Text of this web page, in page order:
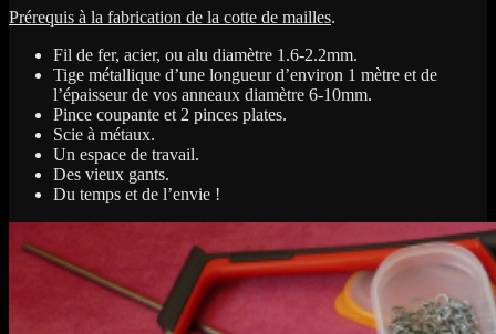
Prérequis à la fabrication de la cotte de mailles.
Fil de fer, acier, ou alu diamètre 1.6-2.2mm.
Tige métallique d’une longueur d’environ 1 mètre et de
l’épaisseur de vos anneaux diamètre 6-10mm.
Pince coupante et 2 pinces plates.
Scie à métaux.
Un espace de travail.
Des vieux gants.
Du temps et de l’envie !